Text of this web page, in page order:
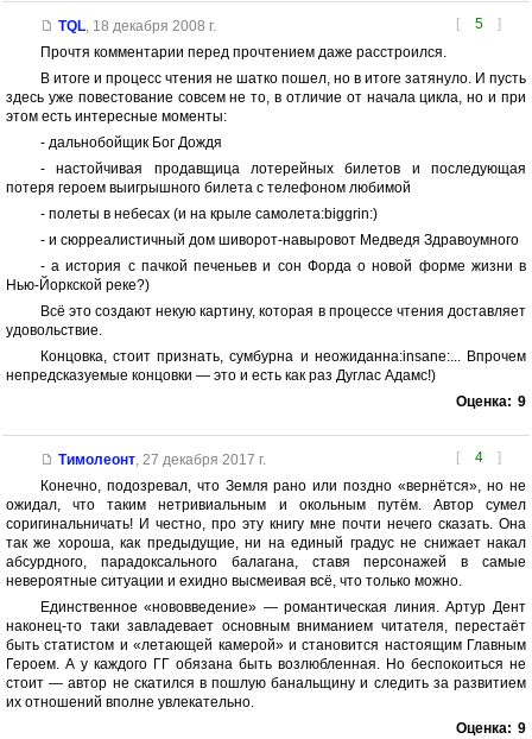
[ 5 ]
TQL, 18 декабря 2008 г.
Прочтя комментарии перед прочтением даже расстроился.
В итоге и процесс чтения не шатко пошел, но в итоге затянуло. И пусть
здесь уже повестование совсем не то, в отличие от начала цикла, но и при
этом есть интересные моменты:
- дальнобойщик Бог Дождя
- настойчивая продавщица лотерейных билетов и последующая
потеря героем выигрышного билета с телефоном любимой
- полеты в небесах (и на крыле самолета:biggrin:)
- и сюрреалистичный дом шиворот-навыровот Медведя Здравоумного
- а история с пачкой печеньев и сон Форда о новой форме жизни в
Нью-Йоркской реке?)
Всё это создают некую картину, которая в процессе чтения доставляет
удовольствие.
Концовка, стоит признать, сумбурна и неожиданна:insane:... Впрочем
непредсказуемые концовки — это и есть как раз Дуглас Адамс!)
Оценка: 9
[ 4 ]
Тимолеонт, 27 декабря 2017 г.
Конечно, подозревал, что Земля рано или поздно «вернётся», но не
ожидал, что таким нетривиальным и окольным путём. Автор сумел
соригинальничать! И честно, про эту книгу мне почти нечего сказать. Она
так же хороша, как предыдущие, ни на единый градус не снижает накал
абсурдного, парадоксального балагана, ставя персонажей в самые
невероятные ситуации и ехидно высмеивая всё, что только можно.
Единственное «нововведение» — романтическая линия. Артур Дент
наконец-то таки завладевает основным вниманием читателя, перестаёт
быть статистом и «летающей камерой» и становится настоящим Главным
Героем. А у каждого ГГ обязана быть возлюбленная. Но беспокоиться не
стоит — автор не скатился в пошлую банальщину и следить за развитием
их отношений вполне увлекательно.
Оценка: 9